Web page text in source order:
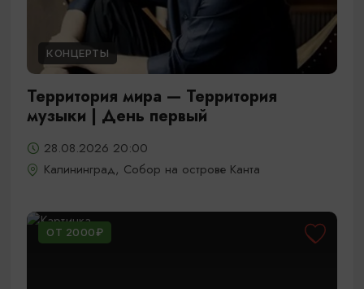
КОНЦЕРТЫ
Территория мира — Территория
музыки | День первый
28.08.2026 20:00
Калининград, Собор на острове Канта
ОТ 2000₽